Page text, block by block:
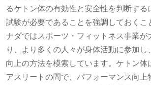
るケトン体の有効性と安全性を判断する
試験が必要であることを強調しておくこ
ナダではスポーツ・フィットネス事業が
り、より多くの人々が身体活動に参加し
向上の方法を模索しています。ケトン体
アスリートの間で、パフォーマンス向上